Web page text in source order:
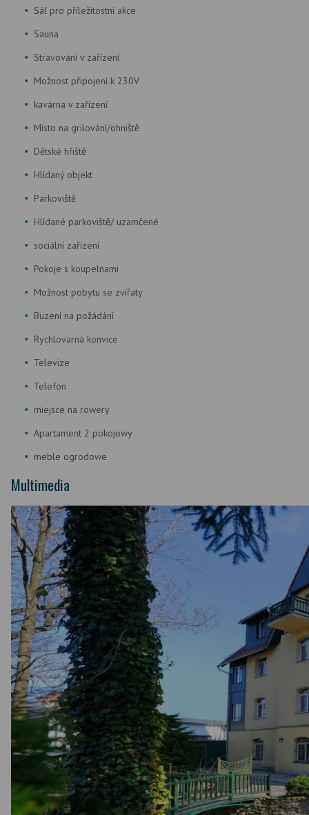
Sál pro příležitostní akce
Sauna
Stravování v zařízení
Možnost připojení k 230V
kavárna v zařízení
Místo na grilování/ohniště
Dětské hřiště
Hlídaný objekt
Parkoviště
Hlídané parkoviště/ uzamčené
sociální zařízení
Pokoje s koupelnami
Možnost pobytu se zvířaty
Buzení na požádání
Rychlovarná konvice
Televize
Telefon
miejsce na rowery
Apartament 2 pokojowy
meble ogrodowe
Multimedia